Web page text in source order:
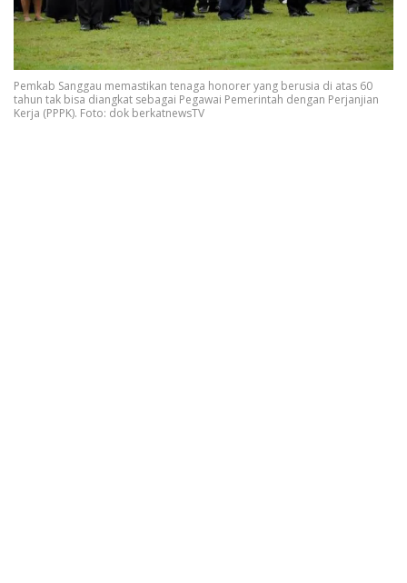
Pemkab Sanggau memastikan tenaga honorer yang berusia di atas 60
tahun tak bisa diangkat sebagai Pegawai Pemerintah dengan Perjanjian
Kerja (PPPK). Foto: dok berkatnewsTV